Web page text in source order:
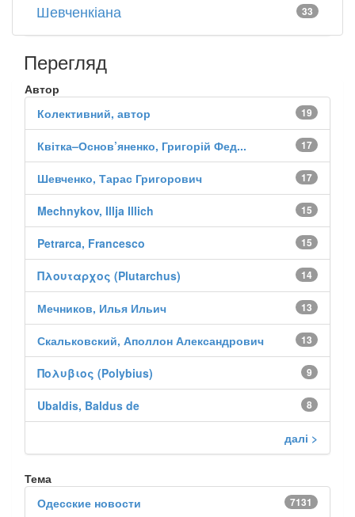
Шевченкіана 33
Перегляд
Автор
19
Колективний, автор
17
Квітка–Основ’яненко, Григорій Фед...
17
Шевченко, Тарас Григорович
15
Mechnykov, Illja Illich
15
Petrarca, Francesco
14
Πλουταρχος (Plutarchus)
13
Мечников, Илья Ильич
13
Скальковский, Аполлон Александрович
9
Πολυβιος (Polybius)
8
Ubaldis, Baldus de
далі >
Тема
7131
Одесские новости